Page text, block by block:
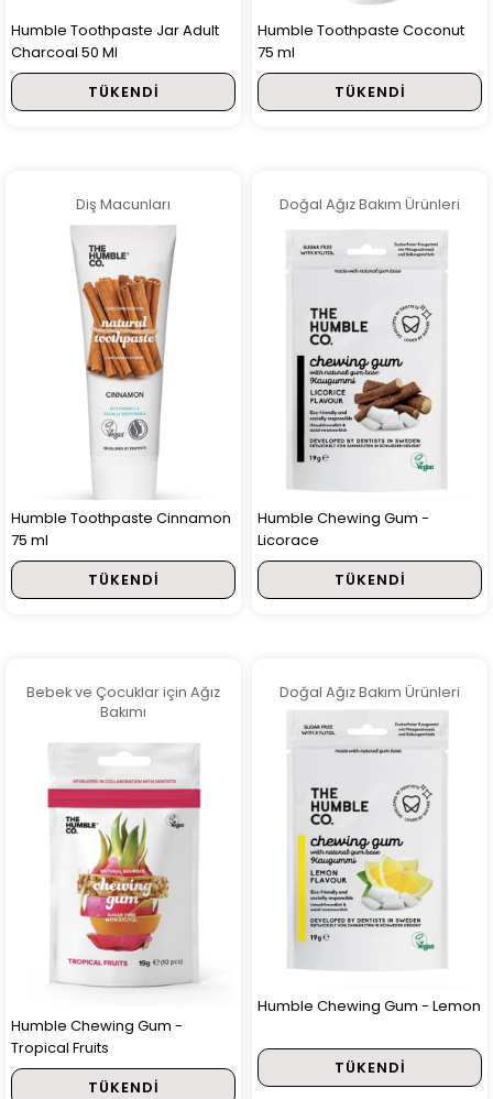
Humble Toothpaste Jar Adult
Charcoal 50 Ml
TÜKENDI
Humble Toothpaste Coconut
75 ml
TÜKENDI
Diş Macunları
Humble Toothpaste Cinnamon
75 ml
TÜKENDI
Doğal Ağız Bakım Ürünleri
Humble Chewing Gum -
Licorace
TÜKENDI
Bebek ve Çocuklar için Ağız
Bakımı
Humble Chewing Gum -
Tropical Fruits
TÜKENDI
Doğal Ağız Bakım Ürünleri
Humble Chewing Gum - Lemon
TÜKENDI